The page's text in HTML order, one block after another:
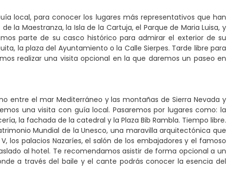
local, para conocer los lugares más representativos que han
la Maestranza, la Isla de la Cartuja, el Parque de Maria Luisa, y
parte de su casco histórico para admirar el exterior de su
la plaza del Ayuntamiento o la Calle Sierpes. Tarde libre para
realizar una visita opcional en la que daremos un paseo en
entre el mar Mediterráneo y las montañas de Sierra Nevada y
una visita con guía local. Pasaremos por lugares como: la
la fachada de la catedral y la Plaza Bib Rambla. Tiempo libre.
Mundial de la Unesco, una maravilla arquitectónica que
los palacios Nazaríes, el salón de los embajadores y el famoso
al hotel. Te recomendamos asistir de forma opcional a un
a través del baile y el cante podrás conocer la esencia del